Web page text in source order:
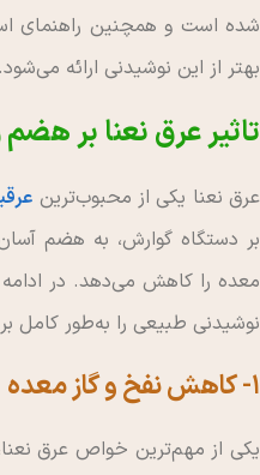
شده است و همچنین راهنمای
بهتر از این نوشیدنی ارائه می‌شود.
تاثیر عرق نعنا بر
عرق نعنا یکی از محبوب‌ترین
بر دستگاه گوارش، به هضم
معده را کاهش می‌دهد. در ادامه
نوشیدنی طبیعی را به‌طور کامل
1- کاهش نفخ و گاز معده
یکی از مهم‌ترین خواص عرق